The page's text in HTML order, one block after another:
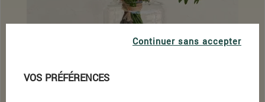
Continuer sans accepter
VOS PRÉFÉRENCES